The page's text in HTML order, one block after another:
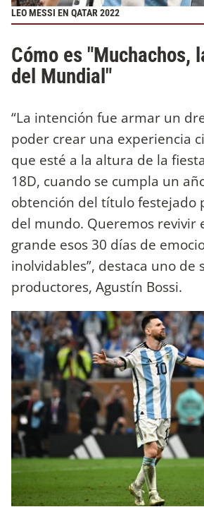
LEO MESSI EN QATAR 2022
Cómo es "Muchachos,
del Mundial"
“La intención fue armar un
poder crear una experiencia
que esté a la altura de la
18D, cuando se cumpla un
obtención del título festejado
del mundo. Queremos revivir
grande esos 30 días de
inolvidables”, destaca uno de
productores, Agustín Bossi.